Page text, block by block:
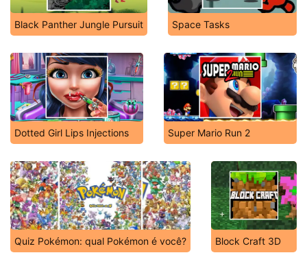
Black Panther Jungle Pursuit Space Tasks
Dotted Girl Lips Injections Super Mario Run 2
Quiz Pokémon: qual Pokémon é você? Block Craft 3D